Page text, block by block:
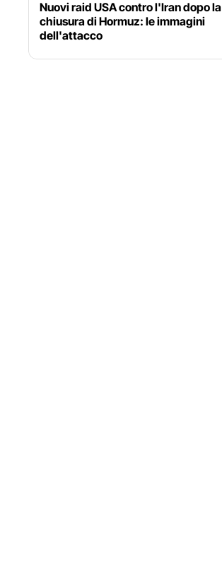
Nuovi raid USA contro l'Iran dopo la
chiusura di Hormuz: le immagini
dell'attacco